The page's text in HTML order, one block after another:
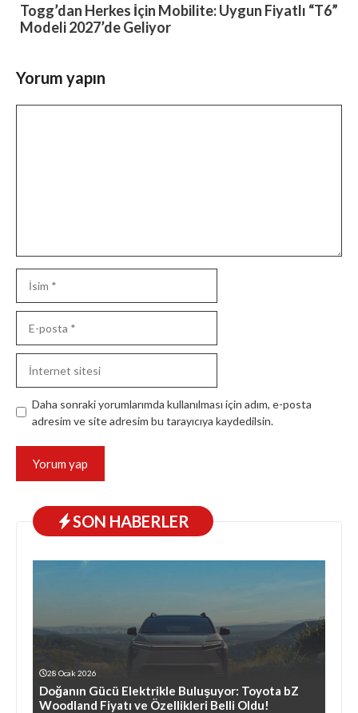
Togg’dan Herkes İçin Mobilite: Uygun Fiyatlı “T6”
Modeli 2027’de Geliyor
Yorum yapın
posta
sitesi
Daha sonraki yorumlarımda kullanılması için adım, e-posta
adresim ve site adresim bu tarayıcıya kaydedilsin.
SON HABERLER
28 Ocak 2026
Doğanın Gücü Elektrikle Buluşuyor: Toyota bZ
Woodland Fiyatı ve Özellikleri Belli Oldu!